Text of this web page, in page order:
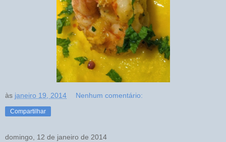
às janeiro 19, 2014 Nenhum comentário:
Compartilhar
domingo, 12 de janeiro de 2014